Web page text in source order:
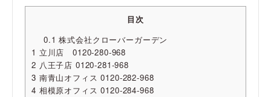
目次
0.1 株式会社クローバーガーデン
1 立川店 0120-280-968
2 八王子店 0120-281-968
3 南青山オフィス 0120-282-968
4 相模原オフィス 0120-284-968